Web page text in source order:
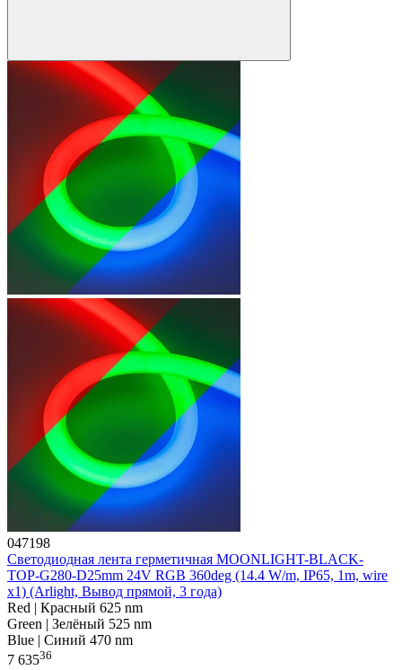
047198
Светодиодная лента герметичная MOONLIGHT-BLACK-
TOP-G280-D25mm 24V RGB 360deg (14.4 W/m, IP65, 1m, wire
x1) (Arlight, Вывод прямой, 3 года)
Red | Красный 625 nm
Green | Зелёный 525 nm
Blue | Синий 470 nm
7 63536